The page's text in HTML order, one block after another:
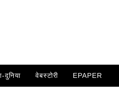
दुनिया वेबस्टोरी EPAPER